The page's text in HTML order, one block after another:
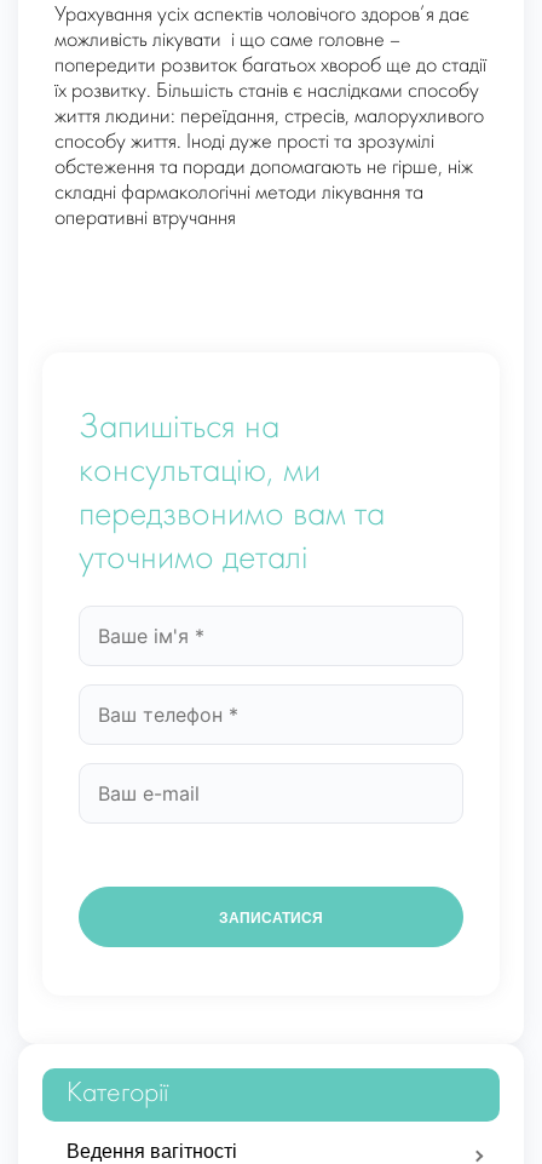
Урахування усіх аспектів чоловічого здоров’я дає
можливість лікувати і що саме головне –
попередити розвиток багатьох хвороб ще до стадії
їх розвитку. Більшість станів є наслідками способу
життя людини: переїдання, стресів, малорухливого
способу життя. Іноді дуже прості та зрозумілі
обстеження та поради допомагають не гірше, ніж
складні фармакологічні методи лікування та
оперативні втручання
Запишіться на
консультацію, ми
передзвонимо вам та
уточнимо деталі
Категорії
Ведення вагітності